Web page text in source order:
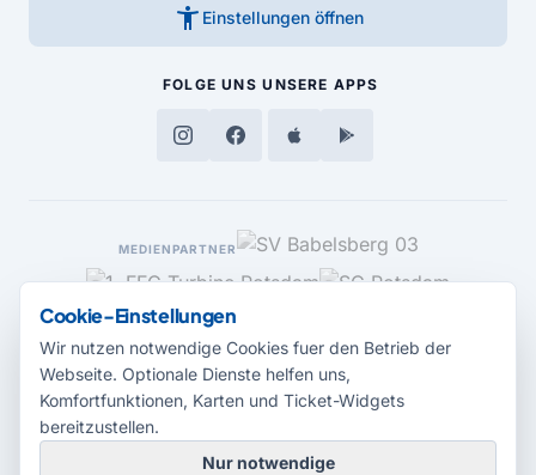
accessibility_new Einstellungen öffnen
FOLGE UNS UNSERE APPS
MEDIENPARTNER
Cookie-Einstellungen
Wir nutzen notwendige Cookies fuer den Betrieb der
Webseite. Optionale Dienste helfen uns,
Komfortfunktionen, Karten und Ticket-Widgets
bereitzustellen.
Nur notwendige